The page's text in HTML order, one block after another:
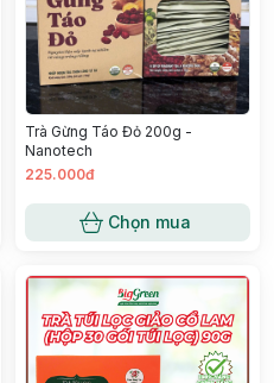
Trà Gừng Táo Đỏ 200g -
Nanotech
225.000đ
Chọn mua